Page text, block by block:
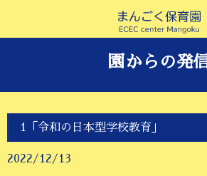
園からの発
1「令和の日本型学校教育」
2022/12/13